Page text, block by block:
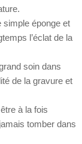
simple éponge et
l’éclat de la
soin dans
de la gravure et
à la fois
tomber dans